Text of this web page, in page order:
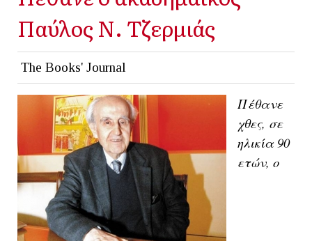
Παύλος Ν. Τζερμιάς
The Books' Journal
Πέθανε
χθες, σε
ηλικία 90
ετών, ο